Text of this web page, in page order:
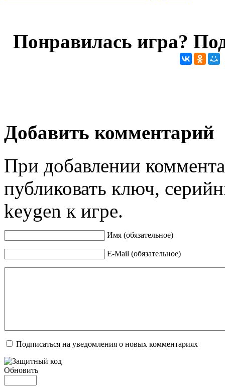
Понравилась игра?
Добавить комментарий
При добавлении
публиковать ключ,
keygen к игре.
Имя (обязательное)
E-Mail (обязательное)
Подписаться на уведомления о новых комментариях
Обновить